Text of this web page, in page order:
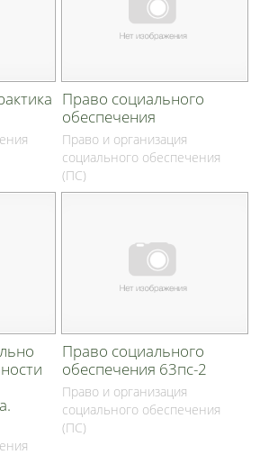
Право социального
обеспечения
Право и организация
социального обеспечения
(ПС)
Право социального
обеспечения 63пс-2
Право и организация
социального обеспечения
(ПС)